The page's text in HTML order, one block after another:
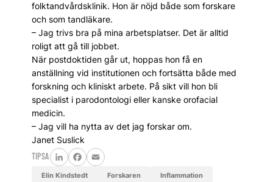
folktandvårdsklinik. Hon är nöjd både som forskare
och som tandläkare.
– Jag trivs bra på mina arbetsplatser. Det är alltid
roligt att gå till jobbet.
När postdoktiden går ut, hoppas hon få en
anställning vid institutionen och fortsätta både med
forskning och kliniskt arbete. På sikt vill hon bli
specialist i parodontologi eller kanske orofacial
medicin.
– Jag vill ha nytta av det jag forskar om.
Janet Suslick
TIPSA
LinkedInFacebook
Email
Elin Kindstedt Forskaren inflammation